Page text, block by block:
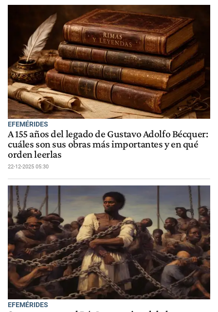
EFEMÉRIDES
A 155 años del legado de Gustavo Adolfo Bécquer:
cuáles son sus obras más importantes y en qué
orden leerlas
22-12-2025 05:30
EFEMÉRIDES